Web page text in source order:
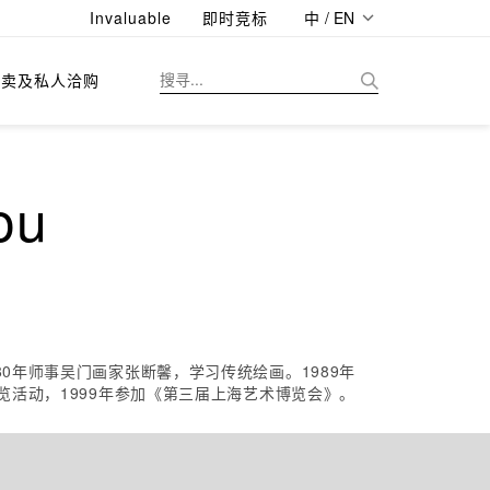
Invaluable 即时竞标 中 / EN
及私人洽购
师事吴门画家张断馨，学习传统绘画。1989年
动，1999年参加《第三届上海艺术博览会》。